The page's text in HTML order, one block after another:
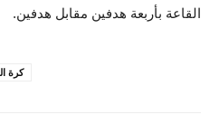
القاعة بأربعة هدفين مقابل هدفين.
كرة